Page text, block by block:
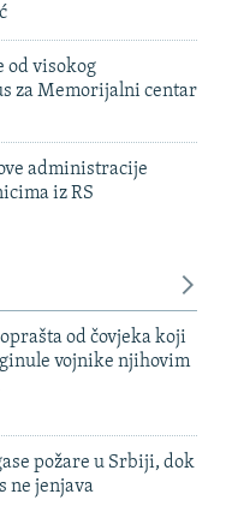
od visokog
za Memorijalni centar
administracije
iz RS
od čovjeka koji
vojnike njihovim
požare u Srbiji, dok
ne jenjava